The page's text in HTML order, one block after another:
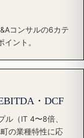
コンサルの6カテ
ント。
・DCF
ル（IT 4〜8倍、
の業種特性に応